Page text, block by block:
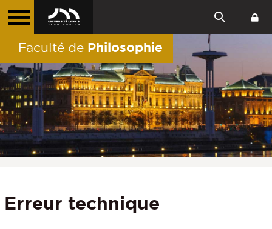
Faculté de Philosophie
Erreur technique